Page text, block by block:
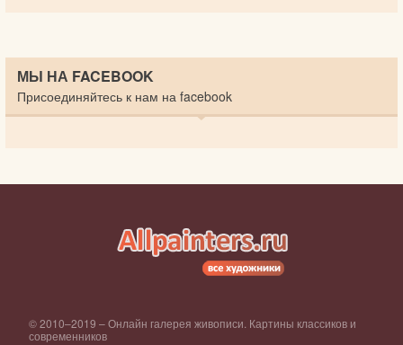
МЫ НА FACEBOOK
Присоединяйтесь к нам на facebook
© 2010–2019 – Онлайн галерея живописи. Картины классиков и
современников